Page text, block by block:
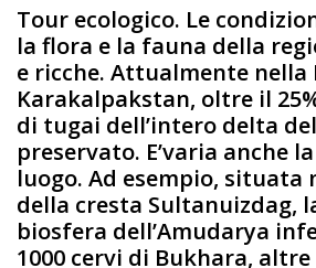
Tour ecologico. Le
la flora e la fauna della
e ricche. Attualmente nella
Karakalpakstan, oltre il
di tugai dell’intero delta
preservato. E’varia anche
luogo. Ad esempio, situata
della cresta Sultanuizdag,
biosfera dell’Amudarya
1000 cervi di Bukhara, altre